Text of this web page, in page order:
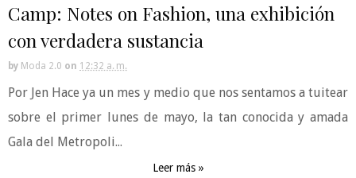
Camp: Notes on Fashion, una exhibición
con verdadera sustancia
by Moda 2.0 on 12:32 a. m.
Por Jen Hace ya un mes y medio que nos sentamos a tuitear
sobre el primer lunes de mayo, la tan conocida y amada
Gala del Metropoli...
Leer más »